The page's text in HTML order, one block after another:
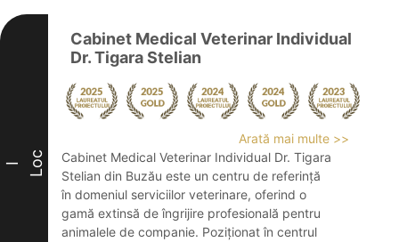
I Loc
Cabinet Medical Veterinar Individual
Dr. Tigara Stelian
Arată mai multe >>
Cabinet Medical Veterinar Individual Dr. Tigara
Stelian din Buzău este un centru de referință
în domeniul serviciilor veterinare, oferind o
gamă extinsă de îngrijire profesională pentru
animalele de companie. Poziționat în centrul